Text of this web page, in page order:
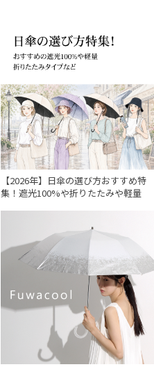
【2026年】日傘の選び方おすすめ特
集！遮光100%や折りたたみや軽量